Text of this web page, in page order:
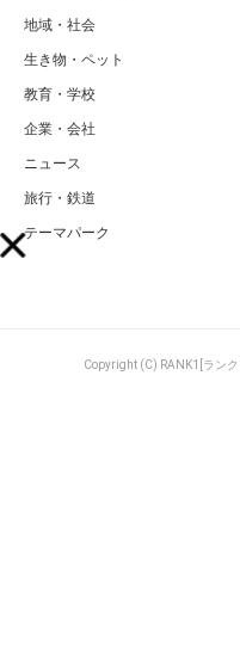
地域・社会
生き物・ペット
教育・学校
企業・会社
ニュース
旅行・鉄道
テーマパーク
Copyright (C) RANK1[ラン